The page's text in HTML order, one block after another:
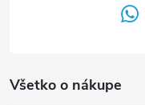
Všetko o nákupe